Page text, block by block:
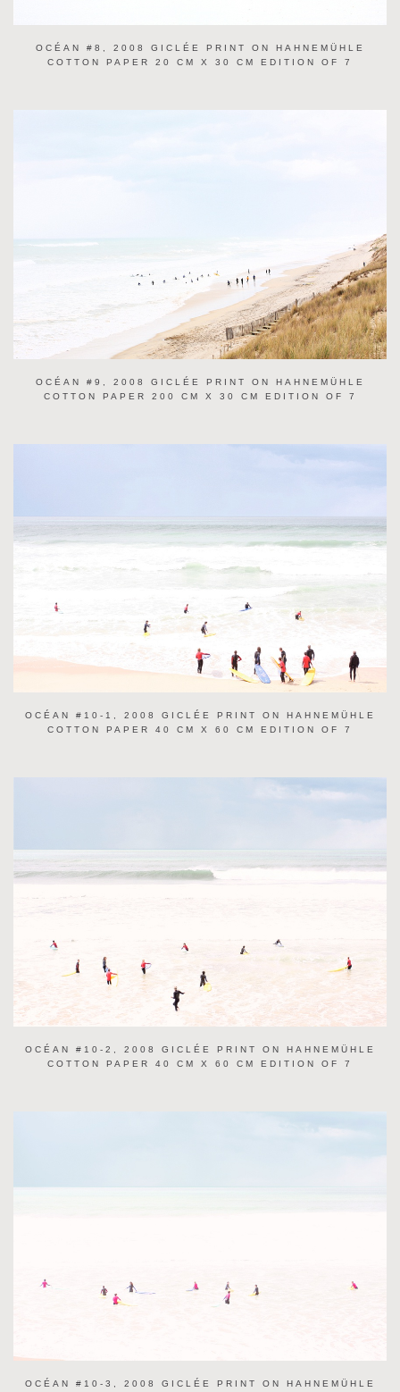
OCÉAN #8, 2008 GICLÉE PRINT ON HAHNEMÜHLE
COTTON PAPER 20 CM X 30 CM EDITION OF 7
OCÉAN #9, 2008 GICLÉE PRINT ON HAHNEMÜHLE
COTTON PAPER 200 CM X 30 CM EDITION OF 7
OCÉAN #10-1, 2008 GICLÉE PRINT ON HAHNEMÜHLE
COTTON PAPER 40 CM X 60 CM EDITION OF 7
OCÉAN #10-2, 2008 GICLÉE PRINT ON HAHNEMÜHLE
COTTON PAPER 40 CM X 60 CM EDITION OF 7
OCÉAN #10-3, 2008 GICLÉE PRINT ON HAHNEMÜHLE